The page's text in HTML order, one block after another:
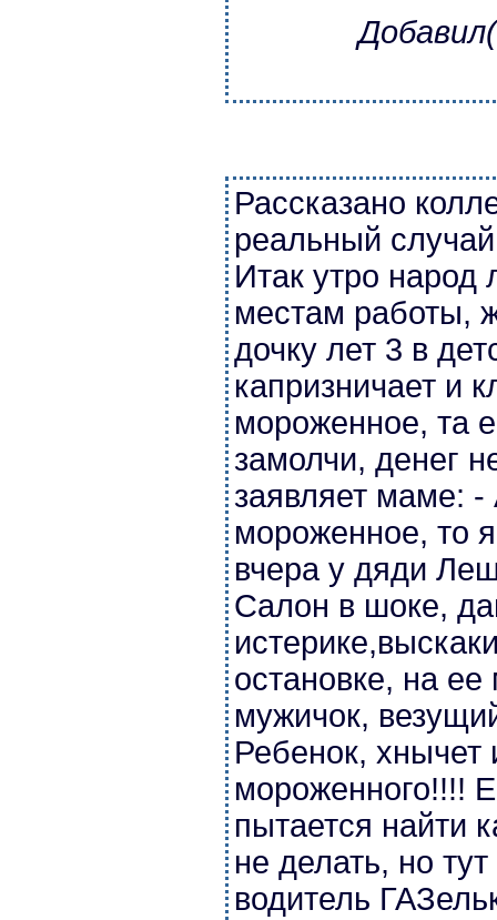
Рассказано
реальный
Итак утро народ
местам работы,
дочку лет 3 в
капризничает и
мороженное, та
замолчи, денег
заявляет маме:
мороженное, то
вчера у дяди
Салон в шоке,
остановке, на ее
мужичок,
Ребенок, хнычет
мороженного!!!!
пытается найти
не делать, но
водитель